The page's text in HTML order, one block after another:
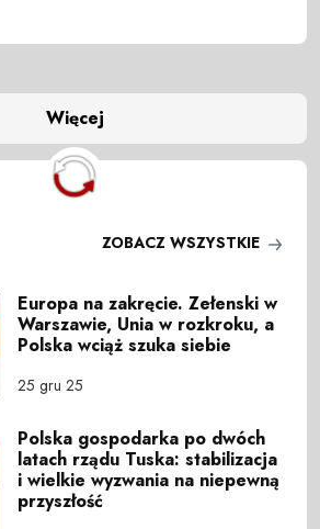
Więcej
ZOBACZ WSZYSTKIE
Europa na zakręcie. Zełenski w
Warszawie, Unia w rozkroku, a
Polska wciąż szuka siebie
25 gru 25
Polska gospodarka po dwóch
latach rządu Tuska: stabilizacja
i wielkie wyzwania na niepewną
przyszłość